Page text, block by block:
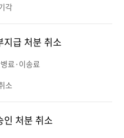
각
급 처분 취소
료·이송료
소
처분 취소